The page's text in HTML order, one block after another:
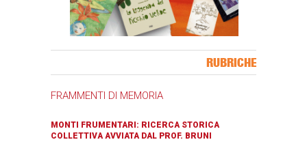
RUBRICHE
FRAMMENTI DI MEMORIA
MONTI FRUMENTARI: RICERCA STORICA
COLLETTIVA AVVIATA DAL PROF. BRUNI